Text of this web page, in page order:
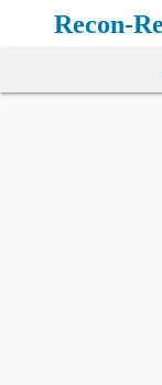
ン
Recon-